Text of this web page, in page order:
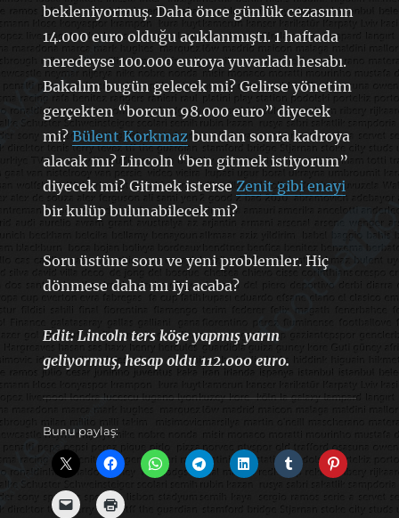
bekleniyormuş. Daha önce günlük cezasının
14.000 euro olduğu açıklanmıştı. 1 haftada
neredeyse 100.000 euroya yuvarladı hesabı.
Bakalım bugün gelecek mi? Gelirse yönetim
gerçekten “borcun 98.000 euro” diyecek
mi? Bülent Korkmazbundan sonra kadroya
alacak mı? Lincoln “ben gitmek istiyorum”
diyecek mi? Gitmek isterse Zenit gibi enayi
bir kulüp bulunabilecek mi?
Soru üstüne soru ve yeni problemler. Hiç
dönmese daha mı iyi acaba?
Edit: Lincoln ters köşe yapmış yarın
geliyormuş, hesap oldu 112.000 euro.
Bunu paylaş: